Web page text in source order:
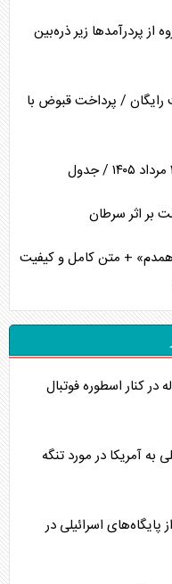
از پردرآمد‌ها زیر ذره‌بین
رایگان / پرداخت قبوض با
بر اثر سرطان
+ متن کامل و کیفیت
مسی؛ پایان یک دوره ۳۰ ساله در کنار اسطوره فوتبال
آمریکا در مورد تنگه
اسرائیلی در